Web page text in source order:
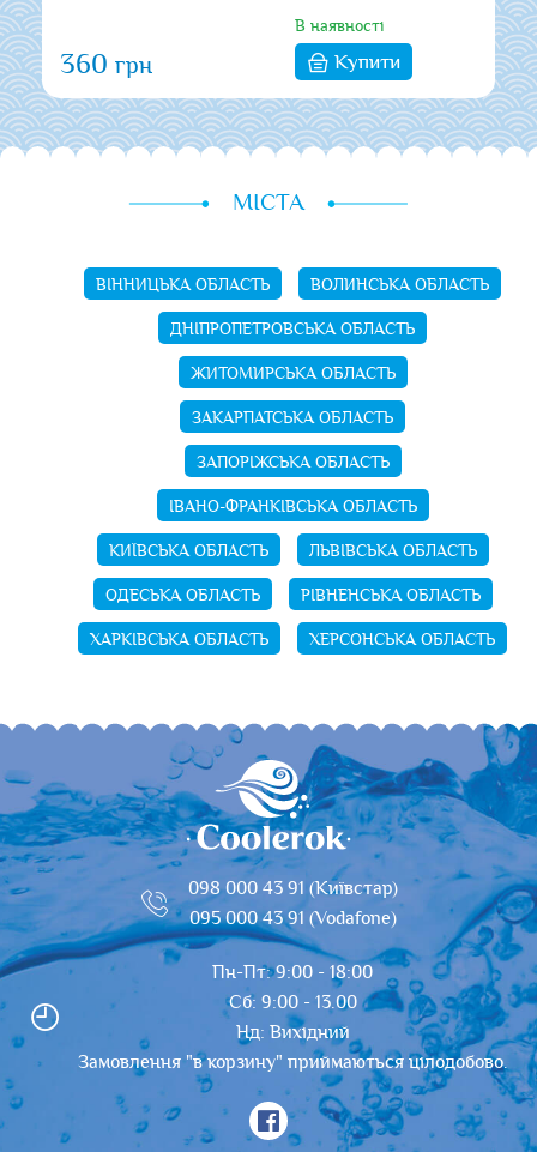
360 грн
В наявності
Купити
МІСТА
ВІННИЦЬКА ОБЛАСТЬ
ВОЛИНСЬКА ОБЛАСТЬ
ДНІПРОПЕТРОВСЬКА ОБЛАСТЬ
ЖИТОМИРСЬКА ОБЛАСТЬ
ЗАКАРПАТСЬКА ОБЛАСТЬ
ЗАПОРІЖСЬКА ОБЛАСТЬ
ІВАНО-ФРАНКІВСЬКА ОБЛАСТЬ
КИЇВСЬКА ОБЛАСТЬ
ЛЬВІВСЬКА ОБЛАСТЬ
ОДЕСЬКА ОБЛАСТЬ
РІВНЕНСЬКА ОБЛАСТЬ
ХАРКІВСЬКА ОБЛАСТЬ
ХЕРСОНСЬКА ОБЛАСТЬ
098 000 43 91 (Київстар)
095 000 43 91 (Vodafone)
Пн-Пт: 9:00 - 18:00
Сб: 9:00 - 13.00
Нд: Вихідний
Замовлення "в корзину" приймаються цілодобово.